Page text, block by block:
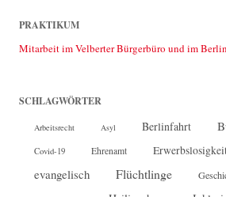
PRAKTIKUM
Mitarbeit im Velberter Bürgerbüro und im
SCHLAGWÖRTER
Arbeitsrecht Asyl Berlinfahrt
Covid-19 Ehrenamt
evangelisch Flüchtlinge